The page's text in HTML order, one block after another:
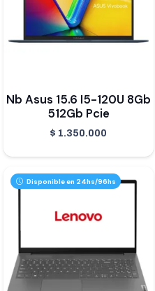
Nb Asus 15.6 I5-120U 8Gb
512Gb Pcie
$ 1.350.000
Disponible en 24hs/96hs